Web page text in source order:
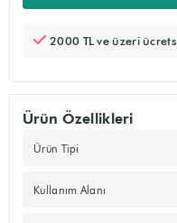
2000 TL ve üzeri
Ürün Özellikleri
Ürün Tipi
Kullanım Alanı